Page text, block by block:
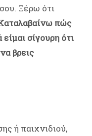
Ξέρω ότι
πώς
σίγουρη ότι
βρεις
ή παιχνιδιού,